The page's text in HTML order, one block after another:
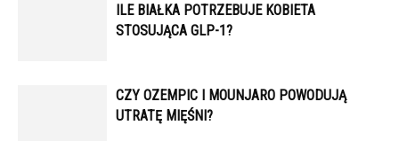
ILE BIAŁKA POTRZEBUJE KOBIETA
STOSUJĄCA GLP-1?
CZY OZEMPIC I MOUNJARO POWODUJĄ
UTRATĘ MIĘŚNI?